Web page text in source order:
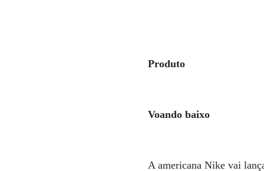
Produto
Voando baixo
A americana Nike vai